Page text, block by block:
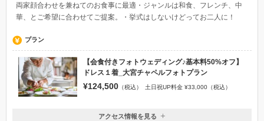
両家顔合わせを兼ねてのお食事に最適・ジャンルは和食、フレンチ、中
華、とご希望に合わせてご提案。・挙式はしないけどってお二人に！
プラン
【会食付きフォトウェディング♪基本料50%オフ】
ドレス１着_大宮チャペルフォトプラン
¥124,500 （税込） 土日祝UP料金 ¥33,000（税込）
アクセス情報を見る